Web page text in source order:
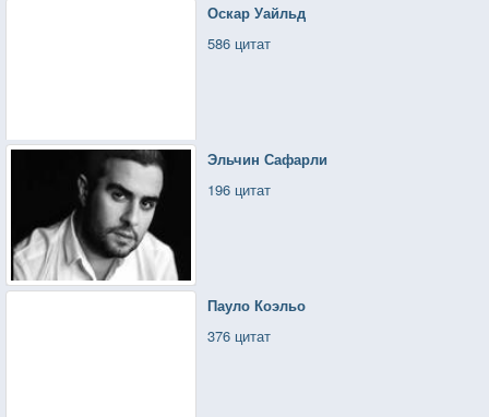
Оскар Уайльд
586 цитат
Эльчин Сафарли
196 цитат
Пауло Коэльо
376 цитат